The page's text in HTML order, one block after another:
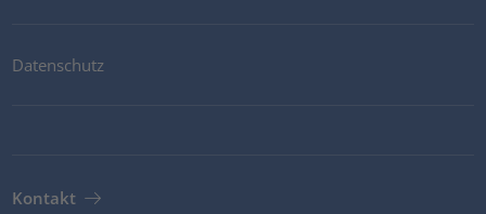
Datenschutz
Kontakt